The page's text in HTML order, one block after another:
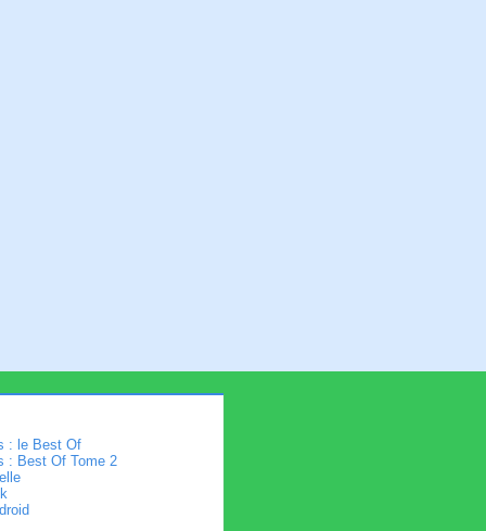
: le Best Of
: Best Of Tome 2